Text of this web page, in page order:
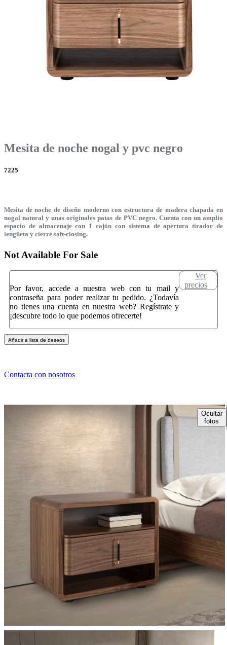
Mesita de noche nogal y pvc negro
7225
Mesita de noche de diseño moderno con estructura de madera chapada en
nogal natural y unas originales patas de PVC negro. Cuenta con un amplio
espacio de almacenaje con 1 cajón con sistema de apertura tirador de
lengüeta y cierre soft-closing.
Not Available For Sale
Por favor, accede a nuestra web con tu mail y
contraseña para poder realizar tu pedido. ¿Todavía
no tienes una cuenta en nuestra web? Regístrate y
¡descubre todo lo que podemos ofrecerte!
Ver
precios
Añadir a lista de deseos
Contacta con nosotros
Ocultar
fotos